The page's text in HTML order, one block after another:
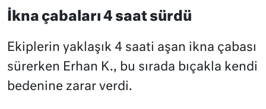
İkna çabaları 4 saat sürdü
Ekiplerin yaklaşık 4 saati aşan ikna çabası
sürerken Erhan K., bu sırada bıçakla kendi
bedenine zarar verdi.